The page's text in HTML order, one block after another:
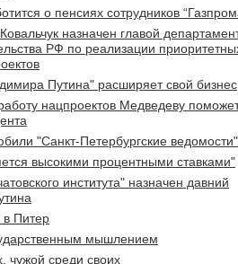
о пенсиях сотрудников
назначен главой
РФ по реализации
Путина" расширяет свой бизнес
нацпроектов Медведеву
"Санкт-Петербургские ведомости"
высокими процентными ставками"
института" назначен давний
в Питер
мышлением
чужой среди своих